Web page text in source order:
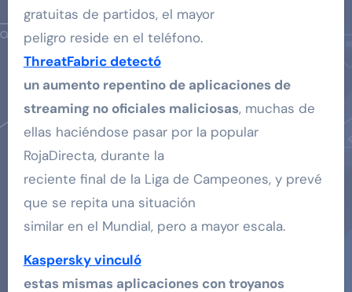
gratuitas de partidos, el mayor
peligro reside en el teléfono.
ThreatFabric detectó
un aumento repentino de aplicaciones de
streaming no oficiales maliciosas, muchas de
ellas haciéndose pasar por la popular
RojaDirecta, durante la
reciente final de la Liga de Campeones, y prevé
que se repita una situación
similar en el Mundial, pero a mayor escala.
Kaspersky vinculó
estas mismas aplicaciones con troyanos